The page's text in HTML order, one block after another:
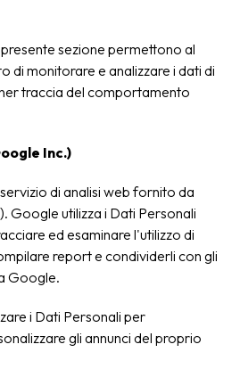
sezione permettono al
di monitorare e analizzare i dati di
traccia del comportamento
Inc.)
di analisi web fornito da
Google utilizza i Dati Personali
ed esaminare l'utilizzo di
report e condividerli con gli
Google.
i Dati Personali per
gli annunci del proprio